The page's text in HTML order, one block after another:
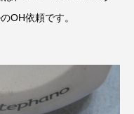
OH依頼です。